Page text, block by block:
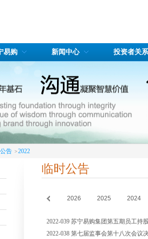
易购 新闻中心 投资者关系
告 >2022
临时公告
2026 2025 2024
2022-039 苏宁易购集团第五期员工持
2022-038 第七届监事会第十八次会议